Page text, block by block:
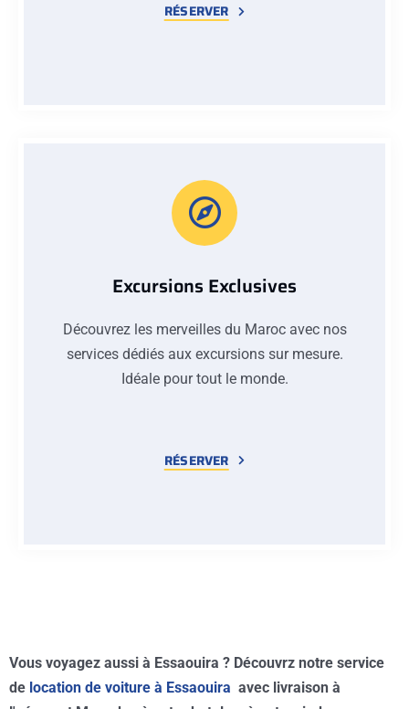
RÉSERVER
Excursions Exclusives
Découvrez les merveilles du Maroc avec nos
services dédiés aux excursions sur mesure.
Idéale pour tout le monde.
RÉSERVER
Vous voyagez aussi à Essaouira ? Découvrz notre service
de location de voiture à Essaouira avec livraison à